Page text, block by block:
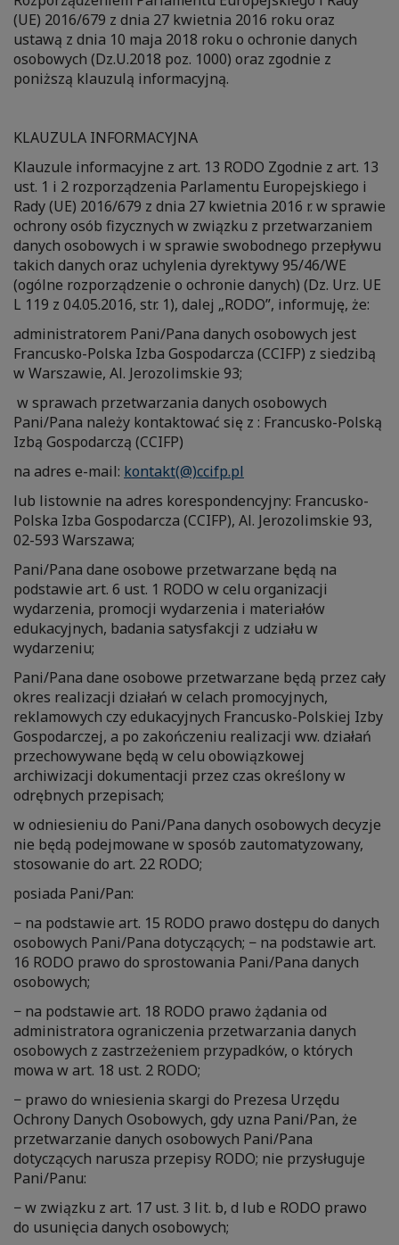
(UE) 2016/679 z dnia 27 kwietnia 2016 roku oraz
ustawą z dnia 10 maja 2018 roku o ochronie danych
osobowych (Dz.U.2018 poz. 1000) oraz zgodnie z
poniższą klauzulą informacyjną.
KLAUZULA INFORMACYJNA
Klauzule informacyjne z art. 13 RODO Zgodnie z art. 13
ust. 1 i 2 rozporządzenia Parlamentu Europejskiego i
Rady (UE) 2016/679 z dnia 27 kwietnia 2016 r. w sprawie
ochrony osób fizycznych w związku z przetwarzaniem
danych osobowych i w sprawie swobodnego przepływu
takich danych oraz uchylenia dyrektywy 95/46/WE
(ogólne rozporządzenie o ochronie danych) (Dz. Urz. UE
L 119 z 04.05.2016, str. 1), dalej „RODO”, informuję, że:
administratorem Pani/Pana danych osobowych jest
Francusko-Polska Izba Gospodarcza (CCIFP) z siedzibą
w Warszawie, Al. Jerozolimskie 93;
w sprawach przetwarzania danych osobowych
Pani/Pana należy kontaktować się z : Francusko-Polską
Izbą Gospodarczą (CCIFP)
na adres e-mail: kontakt(@)ccifp.pl
lub listownie na adres korespondencyjny: Francusko-
Polska Izba Gospodarcza (CCIFP), Al. Jerozolimskie 93,
02-593 Warszawa;
Pani/Pana dane osobowe przetwarzane będą na
podstawie art. 6 ust. 1 RODO w celu organizacji
wydarzenia, promocji wydarzenia i materiałów
edukacyjnych, badania satysfakcji z udziału w
wydarzeniu;
Pani/Pana dane osobowe przetwarzane będą przez cały
okres realizacji działań w celach promocyjnych,
reklamowych czy edukacyjnych Francusko-Polskiej Izby
Gospodarczej, a po zakończeniu realizacji ww. działań
przechowywane będą w celu obowiązkowej
archiwizacji dokumentacji przez czas określony w
odrębnych przepisach;
w odniesieniu do Pani/Pana danych osobowych decyzje
nie będą podejmowane w sposób zautomatyzowany,
stosowanie do art. 22 RODO;
posiada Pani/Pan:
− na podstawie art. 15 RODO prawo dostępu do danych
osobowych Pani/Pana dotyczących; − na podstawie art.
16 RODO prawo do sprostowania Pani/Pana danych
osobowych;
− na podstawie art. 18 RODO prawo żądania od
administratora ograniczenia przetwarzania danych
osobowych z zastrzeżeniem przypadków, o których
mowa w art. 18 ust. 2 RODO;
− prawo do wniesienia skargi do Prezesa Urzędu
Ochrony Danych Osobowych, gdy uzna Pani/Pan, że
przetwarzanie danych osobowych Pani/Pana
dotyczących narusza przepisy RODO; nie przysługuje
Pani/Panu:
− w związku z art. 17 ust. 3 lit. b, d lub e RODO prawo
do usunięcia danych osobowych;